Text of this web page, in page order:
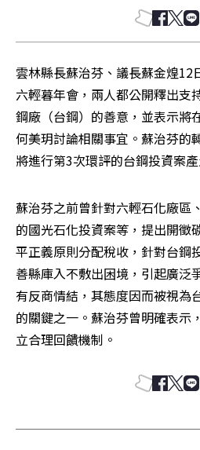
雲林縣長蘇治芬、議長蘇金煌12
六輕暮年會，兩人都公開釋出支
鋼廠（台鋼）的善意，並表示將
何美玥討論相關事宜。蘇治芬的
將進行第3次環評的台鋼投資案
蘇治芬之前曾針對六輕石化廠區
的國光石化投資案等，提出開徵
平正義原則分配稅收，針對台鋼
善縣庫入不敷出困境，引起廣泛
有反商情結，其態度因而被視為
的關鍵之一。蘇治芬曾明確表示
立合理回饋機制。